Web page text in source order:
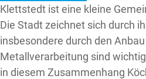
Klettstedt ist eine kleine
Die Stadt zeichnet sich durch
insbesondere durch den
Metallverarbeitung sind
in diesem Zusammenhang